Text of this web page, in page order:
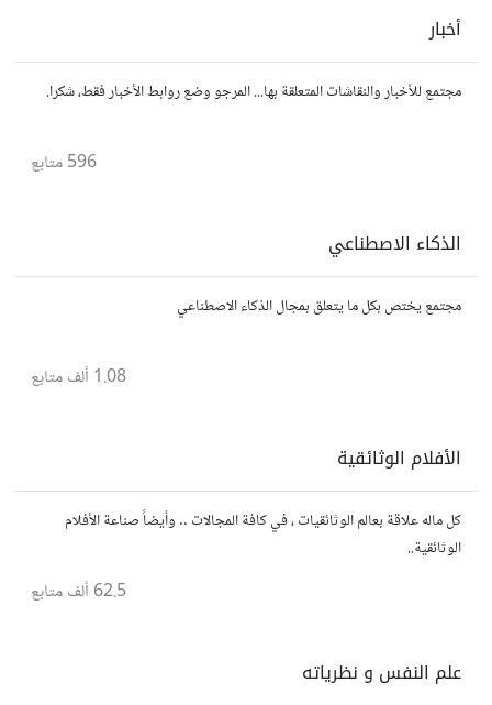
أخبار
مجتمع للأخبار والنقاشات المتعلقة بها... المرجو وضع روابط الأخبار فقط، شكرا.
596متابع
الذكاء الاصطناعي
مجتمع يختص بكل ما يتعلق بمجال الذكاء الاصطناعي
1.08 ألف متابع
الأفلام الوثائقية
كل ماله علاقة بعالم الوثائقيات ، في كافة المجالات .. وأيضاً صناعة الأفلام
الوثائقية..
62.5 ألف متابع
علم النفس و نظرياته